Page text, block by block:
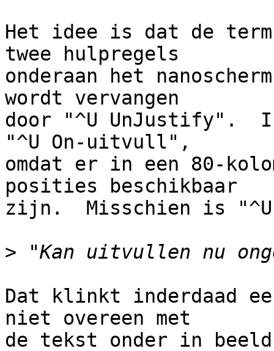
Het idee is dat de term
twee hulpregels
onderaan het
wordt vervangen
door "^U UnJustify".
"^U On-uitvull",
omdat er in een 80-
posities beschikbaar
zijn.  Misschien is
>
Dat klinkt inderdaad
niet overeen met
de tekst onder in